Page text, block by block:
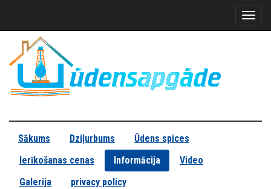
Sākums Dziļurbums
Ūdens spices
Ierīkošanas cenas
Informācija
Video
Galerija
privacy policy